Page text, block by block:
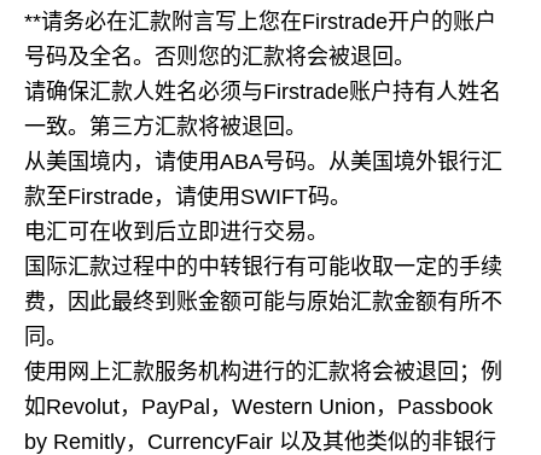
**请务必在汇款附言写上您在Firstrade开户的账户
号码及全名。否则您的汇款将会被退回。
请确保汇款人姓名必须与Firstrade账户持有人姓名
一致。第三方汇款将被退回。
从美国境内，请使用ABA号码。从美国境外银行汇
款至Firstrade，请使用SWIFT码。
电汇可在收到后立即进行交易。
国际汇款过程中的中转银行有可能收取一定的手续
费，因此最终到账金额可能与原始汇款金额有所不
同。
使用网上汇款服务机构进行的汇款将会被退回；例
如Revolut，PayPal，Western Union，Passbook
by Remitly，CurrencyFair 以及其他类似的非银行